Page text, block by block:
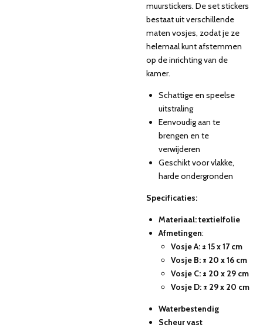
muurstickers. De set stickers
bestaat uit verschillende
maten vosjes, zodat je ze
helemaal kunt afstemmen
op de inrichting van de
kamer.
Schattige en speelse
uitstraling
Eenvoudig aan te
brengen en te
verwijderen
Geschikt voor vlakke,
harde ondergronden
Specificaties:
Materiaal: textielfolie
Afmetingen:
Vosje A: ± 15 x 17 cm
Vosje B: ± 20 x 16 cm
Vosje C: ± 20 x 29 cm
Vosje D: ± 29 x 20 cm
Waterbestendig
Scheur vast